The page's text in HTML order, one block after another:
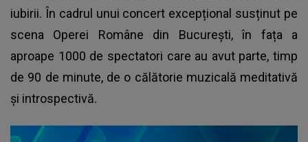
iubirii. În cadrul unui concert excepțional susținut pe
scena Operei Române din București, în fața a
aproape 1000 de spectatori care au avut parte, timp
de 90 de minute, de o călătorie muzicală meditativă
și introspectivă.